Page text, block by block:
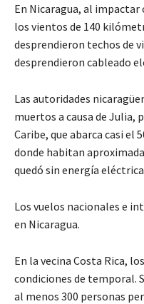
En Nicaragua, al impactar
los vientos de 140
desprendieron techos de
desprendieron cableado
Las autoridades
muertos a causa de Julia,
Caribe, que abarca casi el
donde habitan
quedó sin energía
Los vuelos nacionales e
en Nicaragua.
En la vecina Costa Rica,
condiciones de temporal.
al menos 300 personas